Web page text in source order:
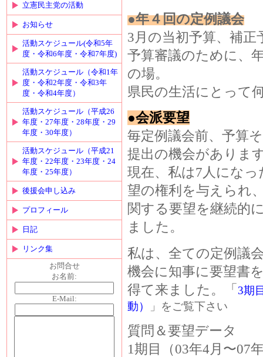
立憲民主党の活動
お知らせ
活動スケジュール(令和5年
度・令和6年度・令和7年度)
活動スケジュール（令和1年
度・令和2年度・令和3年
度・令和4年度）
活動スケジュール（平成26
年度・27年度・28年度・29
年度・30年度）
活動スケジュール（平成21
年度・22年度・23年度・24
年度・25年度）
後援会申し込み
プロフィール
日記
リンク集
お問合せ
お名前:
E-Mail:
●年４回の定例議会
3月の当初予算、補正
予算審議のために、
の場。
県民の生活にとって
●会派要望
毎定例議会前、予算
提出の機会がありま
現在、私は7人にな
望の権利を与えられ
関する要望を継続的
ました。
私は、全ての定例議
機会に知事に要望書
得て来ました。「 3期
動）
」をご覧下さい
質問＆要望データ
1期目（03年4月〜07